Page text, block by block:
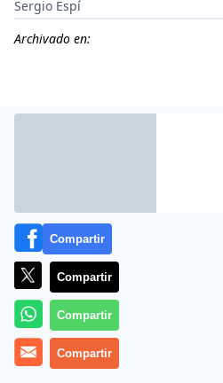
Sergio Espí
Archivado en:
Más información
Compartir
Compartir
Compartir
Compartir